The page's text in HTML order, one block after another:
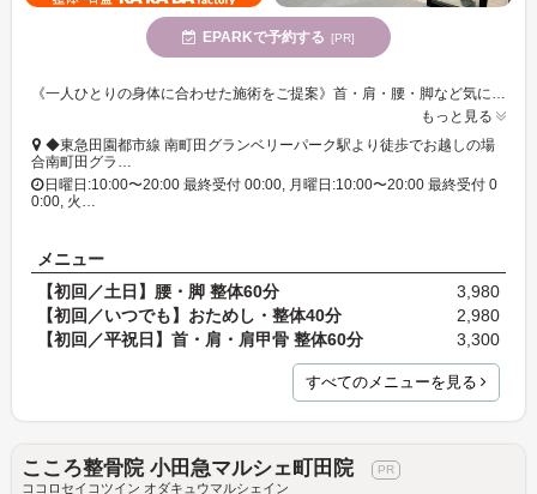
EPARKで予約する [PR]
《一人ひとりの身体に合わせた施術をご提案》首・肩・腰・脚など気になる箇所をご相談ください。【整体60分(骨盤調整付き)・お着替え無料】初回体験特別価格:3,300円(税込)～。ご来店お待ちしています
もっと見る
◆東急田園都市線 南町田グランベリーパーク駅より徒歩でお越しの場
合南町田グラ…
日曜日:10:00〜20:00 最終受付 00:00, 月曜日:10:00〜20:00 最終受付 0
0:00, 火…
メニュー
【初回／土日】腰・脚 整体60分
3,980
【初回／いつでも】おためし・整体40分
2,980
【初回／平祝日】首・肩・肩甲骨 整体60分
3,300
すべてのメニューを見る
こころ整骨院 小田急マルシェ町田院
ココロセイコツイン オダキュウマルシェイン